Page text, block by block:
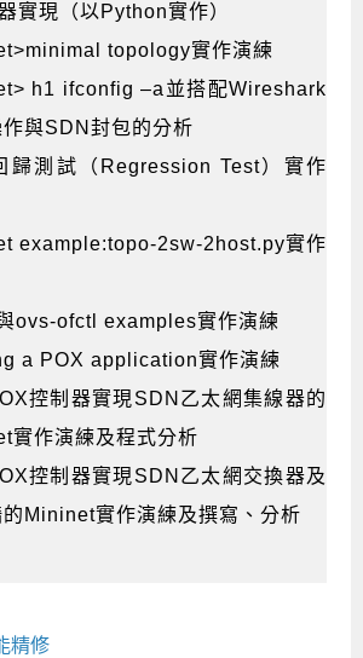
實現（以Python實作）
topology實作演練
h1 ifconfig –a並搭配Wireshark
與SDN封包的分析
歸測試（Regression Test）實作
example:topo-2sw-2host.py實作
ovs-ofctl examples實作演練
a POX application實作演練
控制器實現SDN乙太網集線器的
實作演練及程式分析
控制器實現SDN乙太網交換器及
的Mininet實作演練及撰寫、分析
精修